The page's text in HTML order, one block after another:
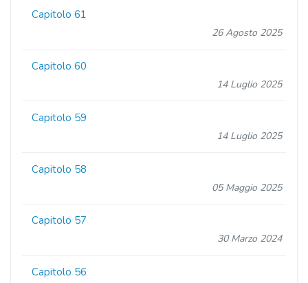
Capitolo 61
26 Agosto 2025
Capitolo 60
14 Luglio 2025
Capitolo 59
14 Luglio 2025
Capitolo 58
05 Maggio 2025
Capitolo 57
30 Marzo 2024
Capitolo 56